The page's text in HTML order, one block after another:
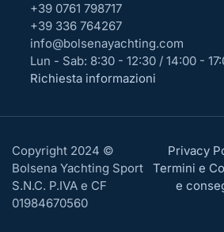
+39 0761 798717
+39 336 764267
info@bolsenayachting.com
Lun - Sab: 8:30 - 12:30 / 14:00 -
Richiesta informazioni
Copyright 2024 ©
Bolsena Yachting Sport
S.N.C. P.IVA e CF
01984670560
Privacy
Termini e
e